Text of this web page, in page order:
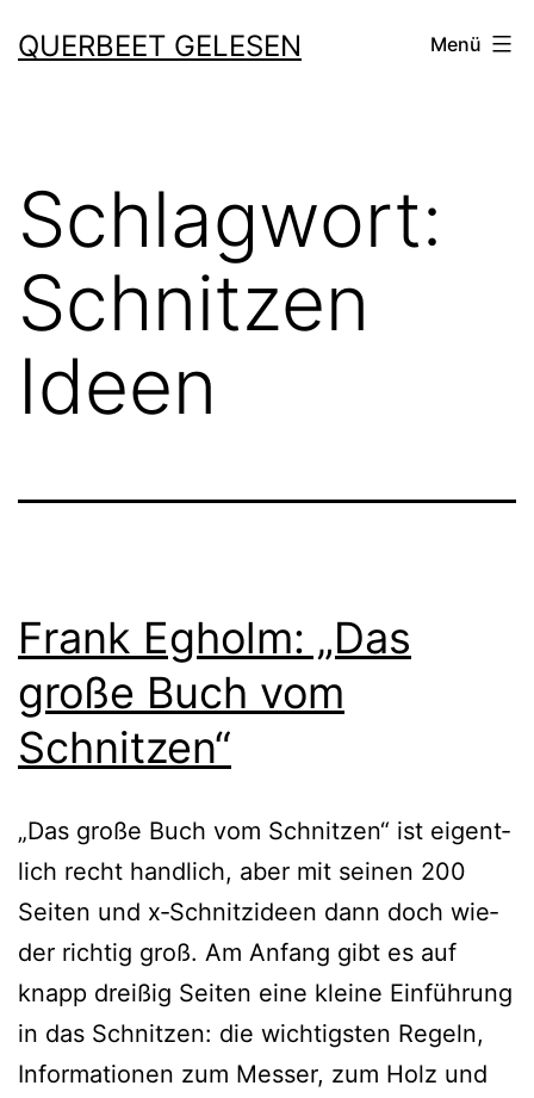
Inhalt
QUERBEET GELESEN Menü
Schlagwort:
Schnitzen
Ideen
Frank Egholm: „Das
große Buch vom
Schnitzen“
„Das gro­ße Buch vom Schnitzen“ ist eigent­
lich recht hand­lich, aber mit sei­nen 200
Seiten und x‑Schnitzideen dann doch wie­
der rich­tig groß. Am Anfang gibt es auf
knapp drei­ßig Seiten eine klei­ne Einführung
in das Schnitzen: die wich­tigs­ten Regeln,
Informationen zum Messer, zum Holz und